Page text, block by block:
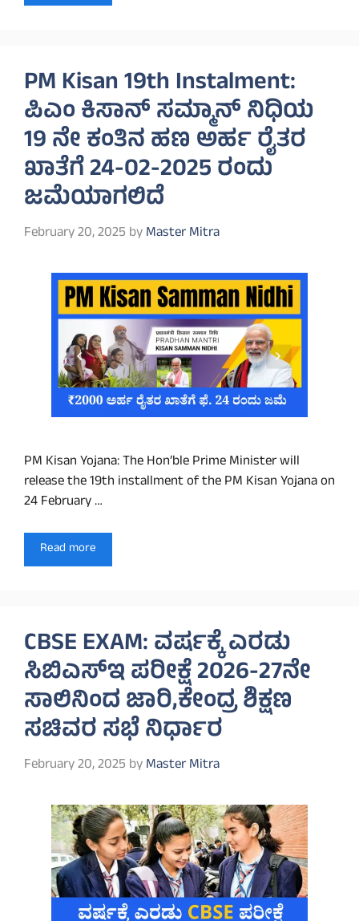
PM Kisan 19th Instalment:
ಪಿಎಂ ಕಿಸಾನ್ ಸಮ್ಮಾನ್ ನಿಧಿಯ
19 ನೇ ಕಂತಿನ ಹಣ ಅರ್ಹ ರೈತರ
ಖಾತೆಗೆ 24-02-2025 ರಂದು
ಜಮೆಯಾಗಲಿದೆ
February 20, 2025 byMaster Mitra
PM Kisan Yojana: The Hon’ble Prime Minister will
release the 19th installment of the PM Kisan Yojana on
24 February …
Read more
CBSE EXAM: ವರ್ಷಕ್ಕೆ ಎರಡು
ಸಿಬಿಎಸ್‌ಇ ಪರೀಕ್ಷೆ 2026-27ನೇ
ಸಾಲಿನಿಂದ ಜಾರಿ,ಕೇಂದ್ರ ಶಿಕ್ಷಣ
ಸಚಿವರ ಸಭೆ ನಿರ್ಧಾರ
February 20, 2025 byMaster Mitra